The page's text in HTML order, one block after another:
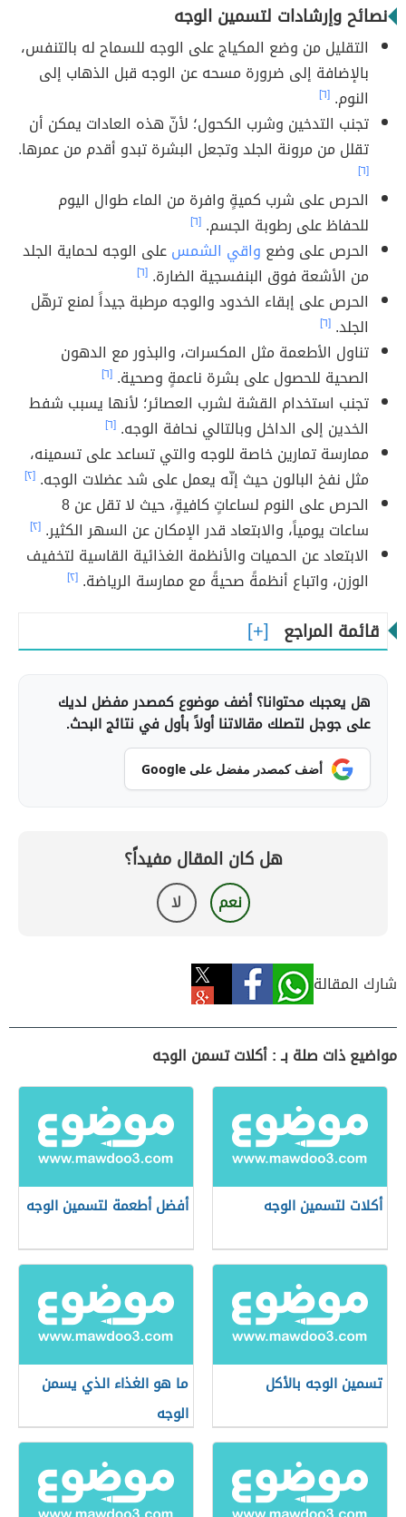
نصائح وإرشادات لتسمين الوجه
التقليل من وضع المكياج على الوجه للسماح له بالتنفس،
بالإضافة إلى ضرورة مسحه عن الوجه قبل الذهاب إلى
النوم. [٦]
تجنب التدخين وشرب الكحول؛ لأنّ هذه العادات يمكن أن
تقلل من مرونة الجلد وتجعل البشرة تبدو أقدم من عمرها.
[٦]
الحرص على شرب كميةٍ وافرة من الماء طوال اليوم
للحفاظ على رطوبة الجسم. [٦]
الحرص على وضع واقي الشمسعلى الوجه لحماية الجلد
من الأشعة فوق البنفسجية الضارة. [٦]
الحرص على إبقاء الخدود والوجه مرطبة جيداً لمنع ترهّل
الجلد. [٦]
تناول الأطعمة مثل المكسرات، والبذور مع الدهون
الصحية للحصول على بشرة ناعمةٍ وصحية. [٦]
تجنب استخدام القشة لشرب العصائر؛ لأنها يسبب شفط
الخدين إلى الداخل وبالتالي نحافة الوجه. [٦]
ممارسة تمارين خاصة للوجه والتي تساعد على تسمينه،
مثل نفخ البالون حيث إنّه يعمل على شد عضلات الوجه. [٢]
الحرص على النوم لساعاتٍ كافيةٍ، حيث لا تقل عن 8
ساعات يومياً، والابتعاد قدر الإمكان عن السهر الكثير. [٢]
الابتعاد عن الحميات والأنظمة الغذائية القاسية لتخفيف
الوزن، واتباع أنظمةً صحيةً مع ممارسة الرياضة. [٢]
قائمة المراجع
هل يعجبك محتوانا؟ أضف موضوع كمصدر مفضل لديك
على جوجل لتصلك مقالاتنا أولاً بأول في نتائج البحث.
أضف كمصدر مفضل على Google
هل كان المقال مفيداً؟
نعم لا
شارك المقالة
مواضيع ذات صلة بـ : أكلات تسمن الوجه
أكلات لتسمين الوجه أفضل أطعمة لتسمين الوجه
تسمين الوجه بالأكل
ما هو الغذاء الذي يسمن
الوجه